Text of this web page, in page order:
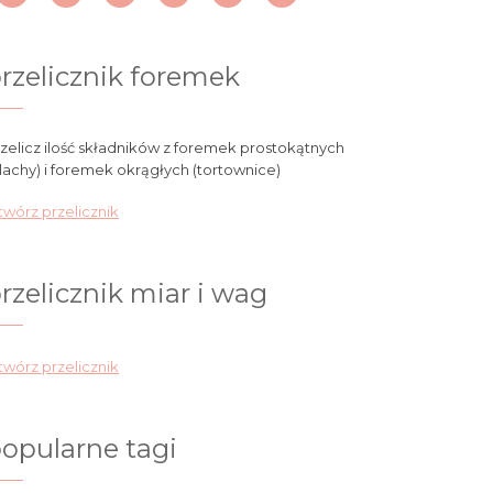
foremek
ilość składników z foremek prostokątnych
i foremek okrągłych (tortownice)
przelicznik
miar i wag
przelicznik
tagi